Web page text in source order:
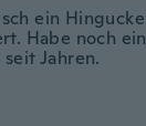
ein
Habe noch
seit Jahren.